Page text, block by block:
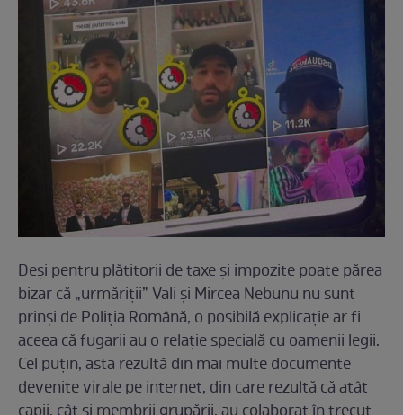
Deși pentru plătitorii de taxe și impozite poate părea
bizar că „urmăriții” Vali și Mircea Nebunu nu sunt
prinși de Poliția Română, o posibilă explicație ar fi
aceea că fugarii au o relație specială cu oamenii legii.
Cel puțin, asta rezultă din mai multe documente
devenite virale pe internet, din care rezultă că atât